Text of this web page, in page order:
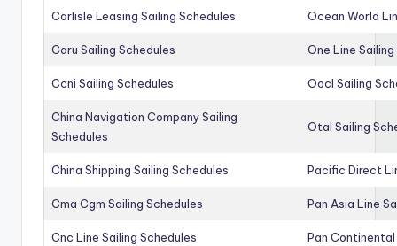
Carlisle Leasing Sailing Schedules Ocean World
Caru Sailing Schedules One Line
Ccni Sailing Schedules Oocl Sailing
China Navigation Company Sailing
Schedules
Otal Sailing
China Shipping Sailing Schedules Pacific Direct
Cma Cgm Sailing Schedules Pan Asia Line
Cnc Line Sailing Schedules Pan Continental